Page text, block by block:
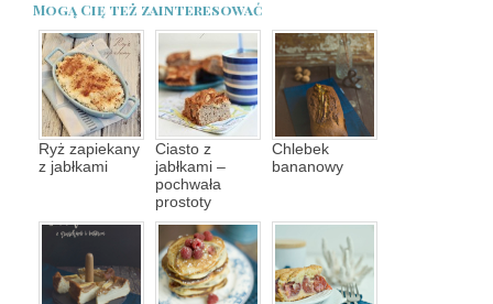
Mogą Cię też zainteresować
Ryż zapiekany
z jabłkami
Ciasto z
jabłkami –
pochwała
prostoty
Chlebek
bananowy